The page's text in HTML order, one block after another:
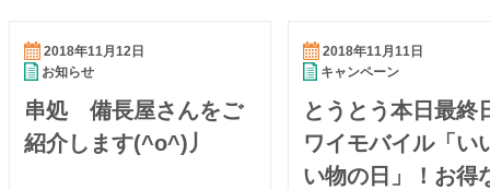
2018年11月12日
お知らせ
串処 備長屋さんをご
紹介します(^o^)丿
2018年11月11日
キャンペーン
とうとう本日最終
ワイモバイル「い
い物の日」！お得